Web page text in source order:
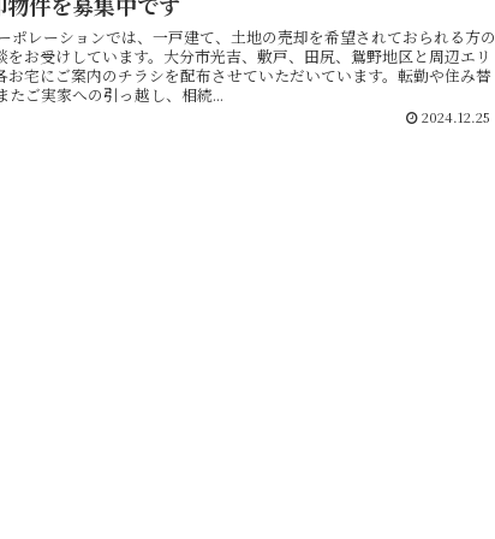
ポレーションでは、一戸建て、土地の売却を希望されておられる方の
をお受けしています。大分市光吉、敷戸、田尻、鴛野地区と周辺エリ
お宅にご案内のチラシを配布させていただいています。転勤や住み替
たご実家への引っ越し、相続...
2024.12.25